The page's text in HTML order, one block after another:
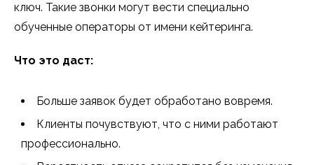
ключ. Такие звонки могут вести специально
обученные операторы от имени кейтеринга.
Что это даст:
Больше заявок будет обработано вовремя.
Клиенты почувствуют, что с ними работают
профессионально.